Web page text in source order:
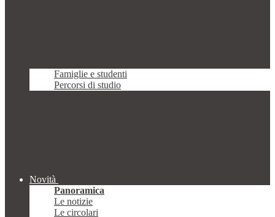
Famiglie e studenti
Percorsi di studio
Novità
Panoramica
Le notizie
Le circolari